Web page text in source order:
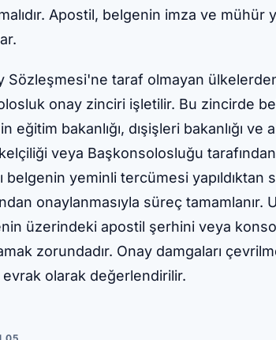
Apostil, belgenin imza ve
Sözleşmesi'ne taraf olmayan
onay zinciri işletilir. Bu zincirde
eğitim bakanlığı, dışişleri bakanlığı
veya Başkonsolosluğu
belgenin yeminli tercümesi
onaylanmasıyla süreç tamamlanır.
üzerindeki apostil şerhini veya
zorundadır. Onay damgaları
olarak değerlendirilir.